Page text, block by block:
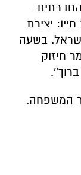
-
יצירת
בשעה
חיזוק
המשפחה.